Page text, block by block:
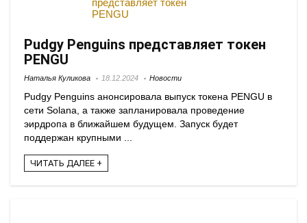
Pudgy Penguins представляет токен
PENGU
Наталья Куликова 18.12.2024 Новости
Pudgy Penguins анонсировала выпуск токена PENGU в
сети Solana, а также запланировала проведение
эирдропа в ближайшем будущем. Запуск будет
поддержан крупными ...
ЧИТАТЬ ДАЛЕЕ +